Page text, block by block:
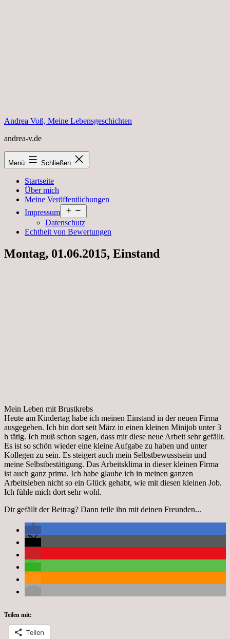
Andrea Voß, Meine Lebensgeschichten
andrea-v.de
Menü Schließen
Startseite
Über mich
Meine Veröffentlichungen
Impressum
öffnen
Datenschutz
Echtheit von Bewertungen
Montag, 01.06.2015, Einstand
Mein Leben mit Brustkrebs
Heute am Kindertag habe ich meinen Einstand in der neuen Firma
ausgegeben. Ich bin dort seit März in einen kleinen Minijob unter 3
h tätig. Ich muß schon sagen, dass mir diese neue Arbeit sehr gefällt.
Es ist so schön wieder eine kleine Aufgabe zu haben und unter
Kollegen zu sein. Es steigert auch mein Selbstbewusstsein und
meine Selbstbestätigung. Das Arbeitsklima in dieser kleinen Firma
ist auch ganz prima. Ich habe glaube ich in meinen ganzen
Arbeitsleben nicht so ein Glück gehabt, wie mit diesen kleinen Job.
Ich fühle mich dort sehr wohl.
Dir gefällt der Beitrag? Dann teile ihn mit deinen Freunden...
Teilen mit:
Teilen